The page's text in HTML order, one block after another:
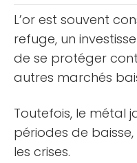
L’or est souvent
refuge, un
de se protéger
autres marchés
Toutefois, le métal
périodes de
les crises.